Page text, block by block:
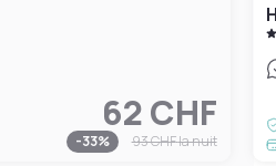
62 CHF
-33% 93 CHFla nuit